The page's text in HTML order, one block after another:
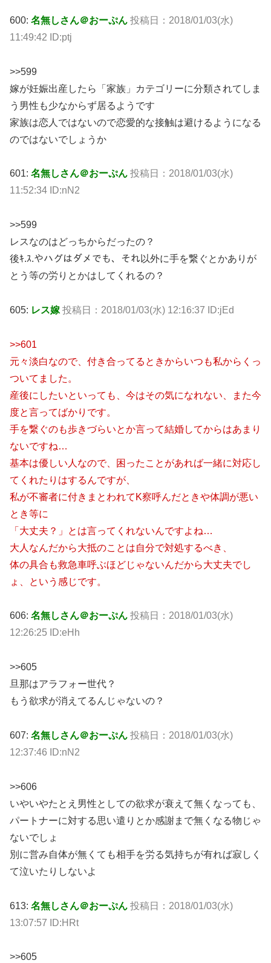
600: 名無しさん＠おーぷん 投稿日：2018/01/03(水)
11:49:42 ID:ptj
>>599
嫁が妊娠出産したら「家族」カテゴリーに分類されてしま
う男性も少なからず居るようです
家族は恋人ではないので恋愛的な接触は避けるようになる
のではないでしょうか
601: 名無しさん＠おーぷん 投稿日：2018/01/03(水)
11:52:34 ID:nN2
>>599
レスなのはどっちからだったの？
後ｷ.ｽ.やハグはダメでも、それ以外に手を繋ぐとかありが
とう等の労りとかはしてくれるの？
605: レス嫁 投稿日：2018/01/03(水) 12:16:37 ID:jEd
>>601
元々淡白なので、付き合ってるときからいつも私からくっ
ついてました。
産後にしたいといっても、今はその気になれない、また今
度と言ってばかりです。
手を繋ぐのも歩きづらいとか言って結婚してからはあまり
ないですね…
基本は優しい人なので、困ったことがあれば一緒に対応し
てくれたりはするんですが、
私が不審者に付きまとわれてK察呼んだときや体調が悪い
とき等に
「大丈夫？」とは言ってくれないんですよね…
大人なんだから大抵のことは自分で対処するべき、
体の具合も救急車呼ぶほどじゃないんだから大丈夫でし
ょ、という感じです。
606: 名無しさん＠おーぷん 投稿日：2018/01/03(水)
12:26:25 ID:eHh
>>605
旦那はアラフォー世代？
もう欲求が消えてるんじゃないの？
607: 名無しさん＠おーぷん 投稿日：2018/01/03(水)
12:37:46 ID:nN2
>>606
いやいやたとえ男性としての欲求が衰えて無くなっても、
パートナーに対する思い遣りとか感謝まで無くなる物じゃ
ないでしょ
別に営み自体が無くても相手を労る気持ちが有れば寂しく
て泣いたりしないよ
613: 名無しさん＠おーぷん 投稿日：2018/01/03(水)
13:07:57 ID:HRt
>>605